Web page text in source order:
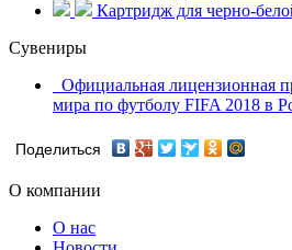
Картридж для черно-
Сувениры
Официальная лицензионная
мира по футболу FIFA 2018 в
Поделиться
О компании
О нас